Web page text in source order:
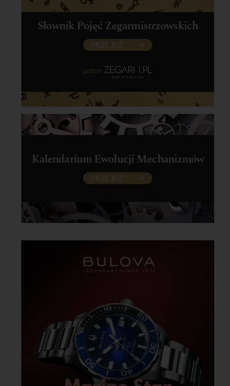
Słownik Pojęć Zegarmistrzowskich
PRZEJDŹ
patron
Kalendarium Ewolucji Mechanizmów
PRZEJDŹ